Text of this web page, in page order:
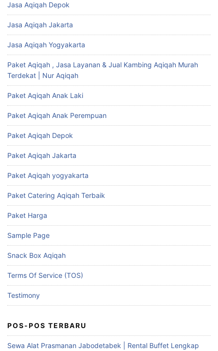
Jasa Aqiqah Depok
Jasa Aqiqah Jakarta
Jasa Aqiqah Yogyakarta
Paket Aqiqah , Jasa Layanan & Jual Kambing Aqiqah Murah
Terdekat | Nur Aqiqah
Paket Aqiqah Anak Laki
Paket Aqiqah Anak Perempuan
Paket Aqiqah Depok
Paket Aqiqah Jakarta
Paket Aqiqah yogyakarta
Paket Catering Aqiqah Terbaik
Paket Harga
Sample Page
Snack Box Aqiqah
Terms Of Service (TOS)
Testimony
POS-POS TERBARU
Sewa Alat Prasmanan Jabodetabek | Rental Buffet Lengkap